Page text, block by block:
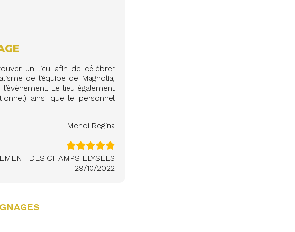
un lieu afin de célébrer
de l’équipe de Magnolia,
Le lieu également
ainsi que le personnel
Mehdi Regina
DES CHAMPS ELYSEES
29/10/2022